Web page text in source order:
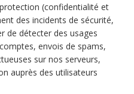
(confidentialité et
des incidents de sécurité,
de détecter des usages
envois de spams,
sur nos serveurs,
auprès des utilisateurs